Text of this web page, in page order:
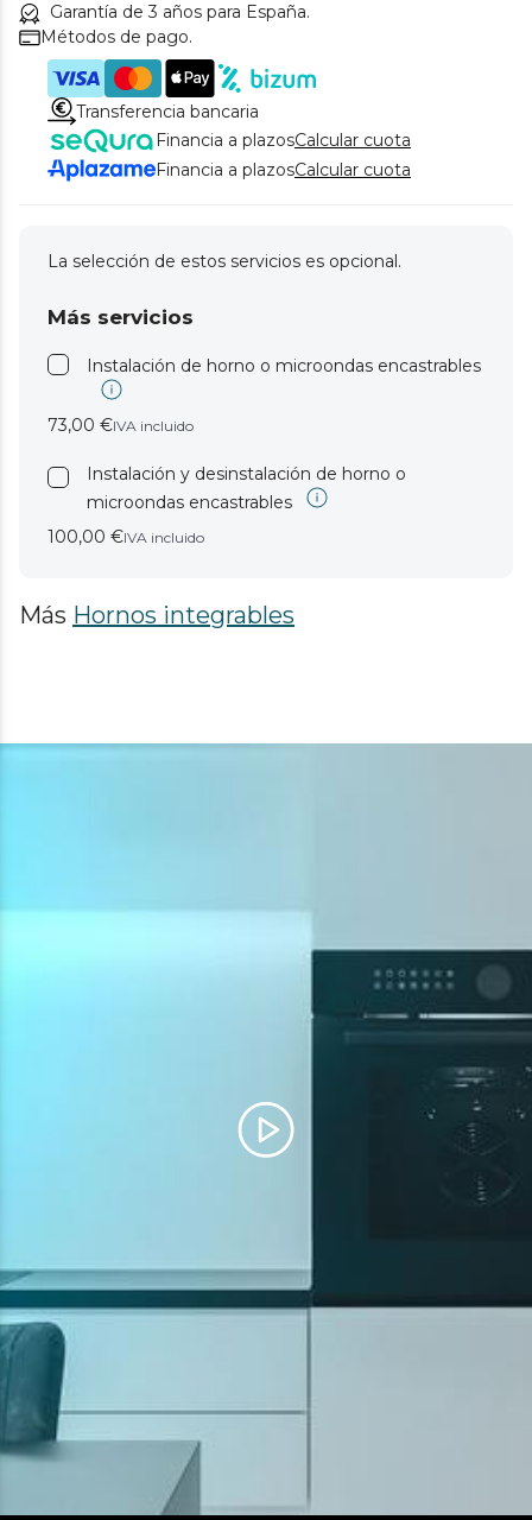
Garantía de 3 años para España.
Métodos de pago.
Transferencia bancaria
Financia a plazosCalcular cuota
Financia a plazosCalcular cuota
La selección de estos servicios es opcional.
Más servicios
Instalación de horno o microondas encastrables
73,00 €IVA incluido
Instalación y desinstalación de horno o
microondas encastrables
100,00 €IVA incluido
Más Hornos integrables